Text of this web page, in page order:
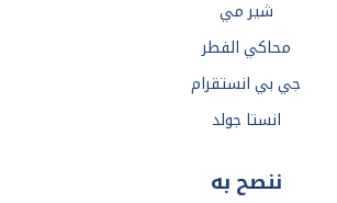
شير مي
محاكي الفطر
جي بي انستقرام
انستا جولد
ننصح به